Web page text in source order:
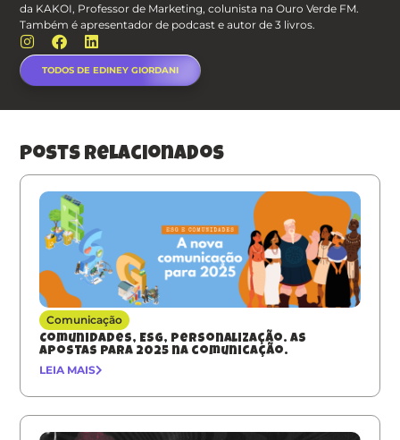
da KAKOI, Professor de Marketing, colunista na Ouro Verde FM.
Também é apresentador de podcast e autor de 3 livros.
TODOS DE EDINEY GIORDANI
posts relacionados
Comunicação
Comunidades, ESG, Personalização. As
apostas para 2025 na comunicação.
LEIA MAIS